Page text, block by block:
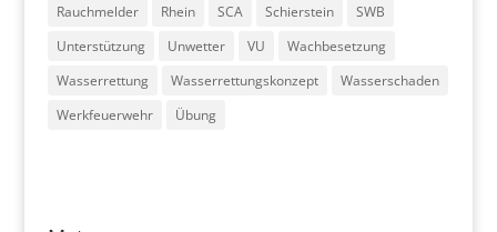
Rauchmelder
Rhein SCA Schierstein
SWB
Unterstützung
Unwetter VU
Wachbesetzung
Wasserrettung
Wasserrettungskonzept
Wasserschaden
Werkfeuerwehr
Übung